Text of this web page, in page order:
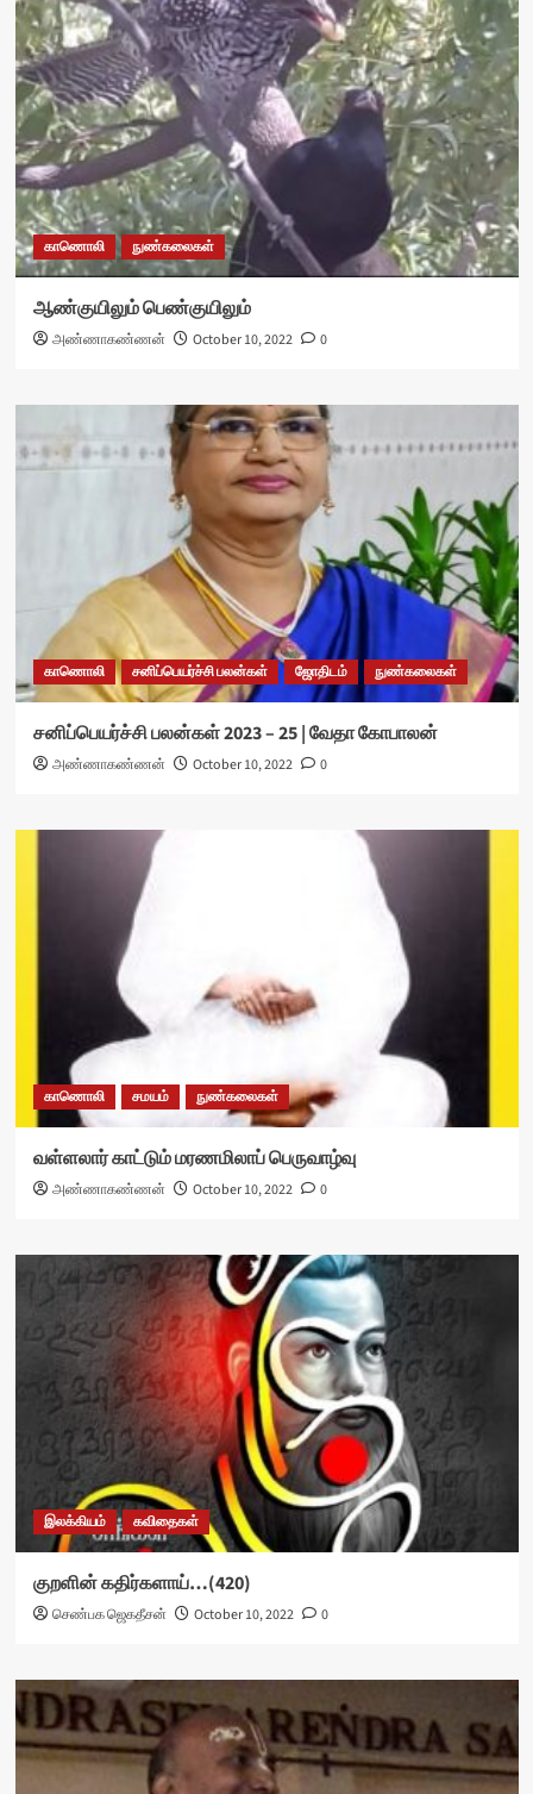
காணொலி நுண்கலைகள்
ஆண்குயிலும் பெண்குயிலும்
அண்ணாகண்ணன் October 10, 2022 0
காணொலி சனிப்பெயர்ச்சி பலன்கள் ஜோதிடம் நுண்கலைகள்
சனிப்பெயர்ச்சி பலன்கள் 2023 – 25 | வேதா கோபாலன்
அண்ணாகண்ணன் October 10, 2022 0
காணொலி சமயம் நுண்கலைகள்
வள்ளலார் காட்டும் மரணமிலாப் பெருவாழ்வு
அண்ணாகண்ணன் October 10, 2022 0
இலக்கியம் கவிதைகள்
குறளின் கதிர்களாய்…(420)
செண்பக ஜெகதீசன் October 10, 2022 0